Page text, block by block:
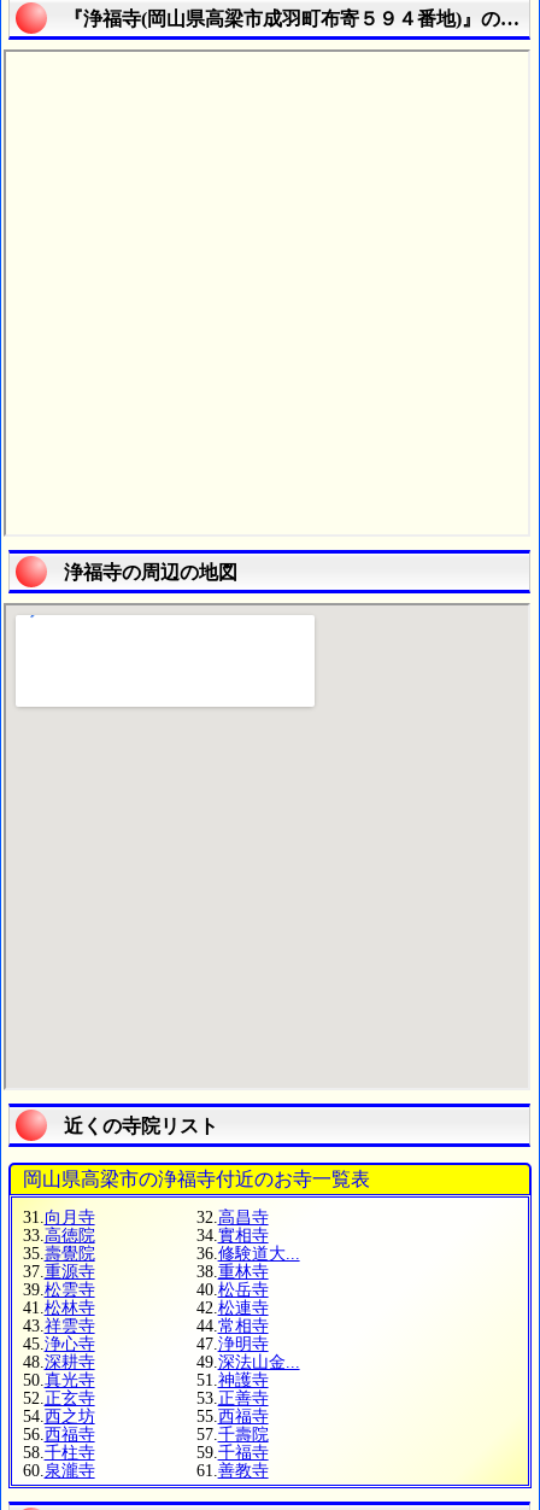
『浄福寺(岡山県高梁市成羽町布寄５９４番地)』の航
浄福寺の周辺の地図
近くの寺院リスト
岡山県高梁市の浄福寺付近のお寺一覧表
31. 向月寺 32. 高昌寺
33. 高徳院 34. 實相寺
35. 壽覺院 36. 修験道大...
37. 重源寺 38. 重林寺
39. 松雲寺 40. 松岳寺
41. 松林寺 42. 松連寺
43. 祥雲寺 44. 常相寺
45. 浄心寺 47. 浄明寺
48. 深耕寺 49. 深法山金...
50. 真光寺 51. 神護寺
52. 正玄寺 53. 正善寺
54. 西之坊 55. 西福寺
56. 西福寺 57. 千壽院
58. 千柱寺 59. 千福寺
60. 泉瀧寺 61. 善教寺